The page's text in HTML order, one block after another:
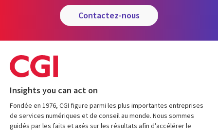
contactez-nous
Insights you can act on
Fondée en 1976, CGI figure parmi les plus importantes entreprises
de services numériques et de conseil au monde. Nous sommes
guidés par les faits et axés sur les résultats afin d’accélérer le